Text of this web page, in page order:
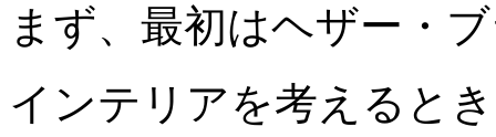
まず、最初はヘザー・
インテリアを考えると